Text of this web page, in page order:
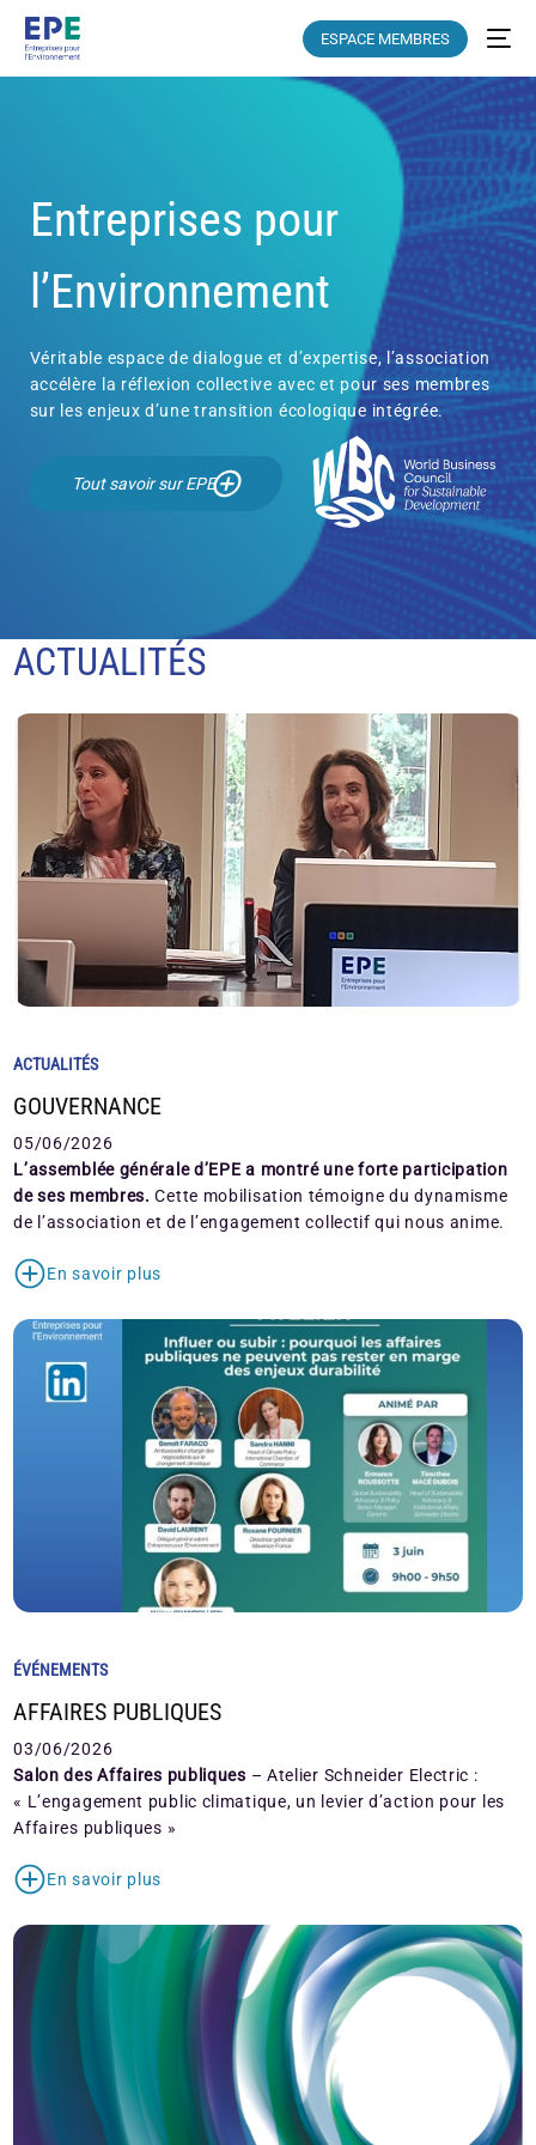
ESPACE MEMBRES
Entreprises pour
l’Environnement
Véritable espace de dialogue et d’expertise, l’association
accélère la réflexion collective avec et pour ses membres
sur les enjeux d’une transition écologique intégrée.
Tout savoir sur EPE
ACTUALITÉS
ACTUALITÉS
GOUVERNANCE
05/06/2026
L’assemblée générale d’EPE a montré une forte participation
de ses membres.Cette mobilisation témoigne du dynamisme
de l’association et de l’engagement collectif qui nous anime.
En savoir plus
ÉVÉNEMENTS
AFFAIRES PUBLIQUES
03/06/2026
Salon des Affaires publiques – Atelier Schneider Electric :
« L’engagement public climatique, un levier d’action pour les
Affaires publiques »
En savoir plus